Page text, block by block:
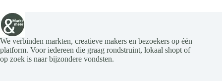
We verbinden markten, creatieve makers en bezoekers op één
platform. Voor iedereen die graag rondstruint, lokaal shopt of
op zoek is naar bijzondere vondsten.